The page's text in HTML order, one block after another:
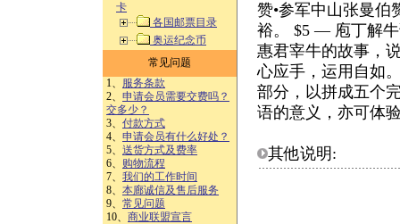
卡
各国邮票目录
奥运纪念币
常见问题
1、 服务条款
2、 申请会员需要交费吗？
交多少？
3、 付款方式
4、 申请会员有什么好处？
5、 送货方式及费率
6、 购物流程
7、 我们的工作时间
8、 本廊诚信及售后服务
9、 常见问题
10、 商业联盟宣言
赞•参军中山张曼伯
裕。 $5 — 庖丁解
惠君宰牛的故事，
心应手，运用自如
部分，以拼成五个
语的意义，亦可体
其他说明: